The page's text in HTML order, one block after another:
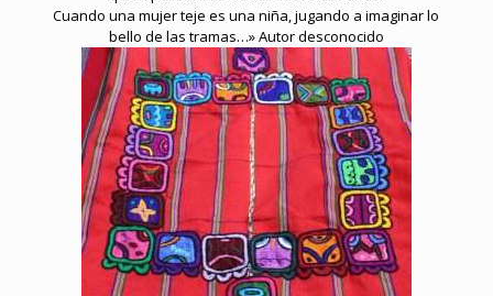
Cuando una mujer teje es una niña, jugando a imaginar lo
bello de las tramas…» Autor desconocido